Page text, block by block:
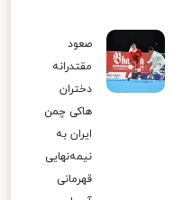
صعود
مقتدرانه
دختران
هاکی چمن
ایران به
نیمه‌نهایی
قهرمانی